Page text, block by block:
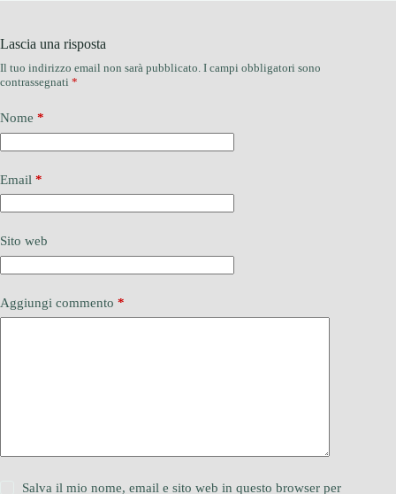
Lascia una risposta
Il tuo indirizzo email non sarà pubblicato. I campi obbligatori sono
contrassegnati *
Nome *
Email *
Sito web
Aggiungi commento *
Salva il mio nome, email e sito web in questo browser per